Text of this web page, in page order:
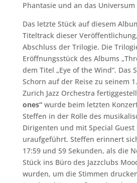
Phantasie und an das
Das letzte Stück auf diesem
Titeltrack dieser
Abschluss der Trilogie. Die
Eröffnungsstück des Albums
dem Titel „Eye of the Wind“. Das
Schorn auf der Reise zu seinem
Zurich Jazz Orchestra
ones“wurde beim letzten
Steffen in der Rolle des
Dirigenten und mit Special Guest
uraufgeführt. Steffen erinnert
17:59 und 59 Sekunden, als die
Stück ins Büro des Jazzclubs
wurden, um die Stimmen